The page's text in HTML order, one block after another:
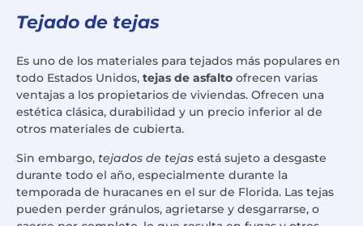
Tejado de tejas
Es uno de los materiales para tejados más populares en
todo Estados Unidos, tejas de asfalto ofrecen varias
ventajas a los propietarios de viviendas. Ofrecen una
estética clásica, durabilidad y un precio inferior al de
otros materiales de cubierta.
Sin embargo, tejados de tejas está sujeto a desgaste
durante todo el año, especialmente durante la
temporada de huracanes en el sur de Florida. Las tejas
pueden perder gránulos, agrietarse y desgarrarse, o